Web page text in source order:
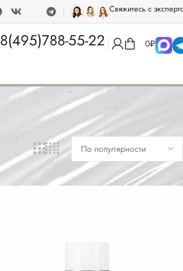
Свяжитесь с
8(495)788-55-22 0₽